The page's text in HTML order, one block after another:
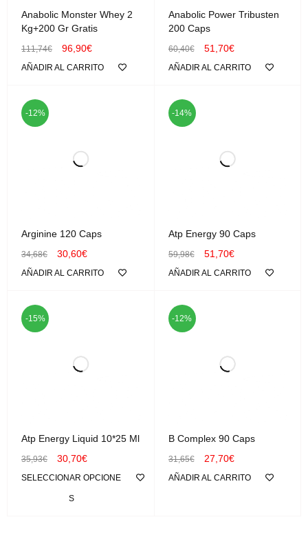
Anabolic Monster Whey 2
Kg+200 Gr Gratis
111,74€ 96,90€
AÑADIR AL CARRITO
Anabolic Power Tribusten
200 Caps
60,40€ 51,70€
AÑADIR AL CARRITO
-12%
Arginine 120 Caps
34,68€ 30,60€
AÑADIR AL CARRITO
-14%
Atp Energy 90 Caps
59,98€ 51,70€
AÑADIR AL CARRITO
-15%
Atp Energy Liquid 10*25 Ml
35,93€ 30,70€
SELECCIONAR OPCIONE
S
-12%
B Complex 90 Caps
31,65€ 27,70€
AÑADIR AL CARRITO